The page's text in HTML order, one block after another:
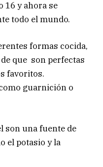
16 y ahora se
todo el mundo.
formas cocida,
que son perfectas
favoritos.
guarnición o
son una fuente de
el potasio y la